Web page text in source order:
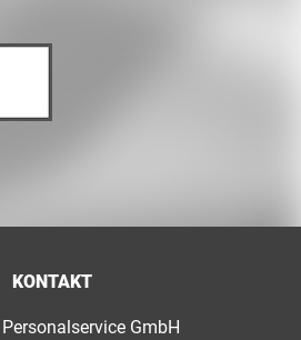
KONTAKT
GmbH